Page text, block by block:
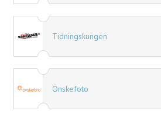
Tidningskungen
Önskefoto